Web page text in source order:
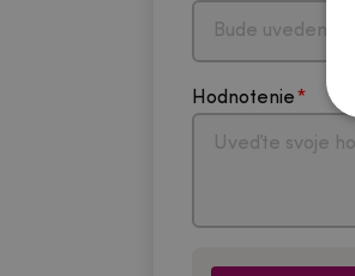
Hodnotenie